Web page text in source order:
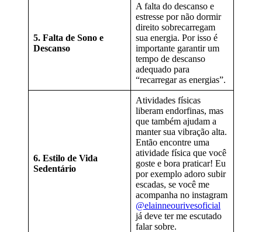
5. Falta de Sono e
Descanso
A falta do descanso e
estresse por não dormir
direito sobrecarregam
sua energia. Por isso é
importante garantir um
tempo de descanso
adequado para
“recarregar as energias”.
6. Estilo de Vida
Sedentário
Atividades físicas
liberam endorfinas, mas
que também ajudam a
manter sua vibração alta.
Então encontre uma
atividade física que você
goste e bora praticar! Eu
por exemplo adoro subir
escadas, se você me
acompanha no instagram
@elainneourivesoficial
já deve ter me escutado
falar sobre.